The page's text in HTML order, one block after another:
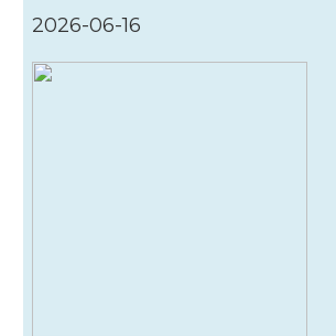
2026-06-16